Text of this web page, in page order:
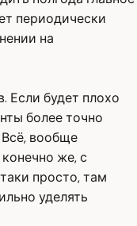
периодически
на
Если будет плохо
более точно
вообще
же, с
просто, там
уделять